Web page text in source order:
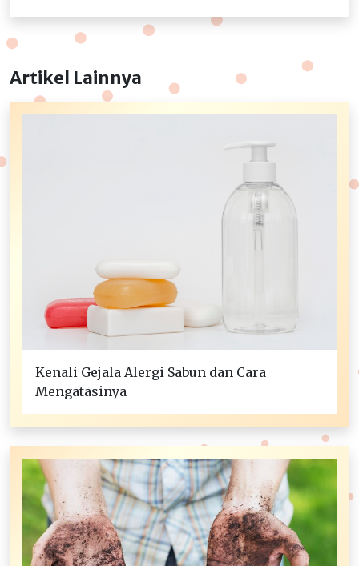
Artikel Lainnya
Kenali Gejala Alergi Sabun dan Cara
Mengatasinya